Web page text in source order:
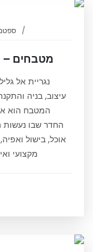
ספטמבר
מטבחים –
נגריית אל
עיצוב, בניה
המטבח הוא
החדר שבו נעשות
אוכל, בישול
מקצועי